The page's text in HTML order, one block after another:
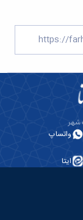
واتساپ
ایتا